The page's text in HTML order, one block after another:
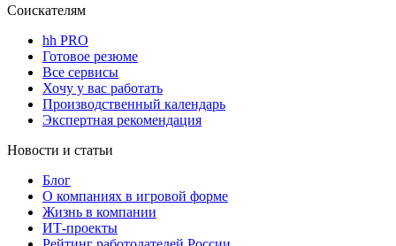
Соискателям
hh PRO
Готовое резюме
Все сервисы
Хочу у вас работать
Производственный календарь
Экспертная рекомендация
Новости и статьи
Блог
О компаниях в игровой форме
Жизнь в компании
ИТ-проекты